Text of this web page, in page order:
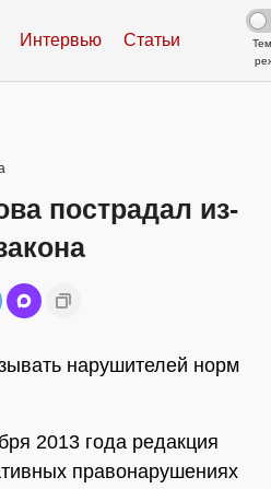
Интервью Статьи
пострадал из-
нарушителей норм
2013 года редакция
правонарушениях